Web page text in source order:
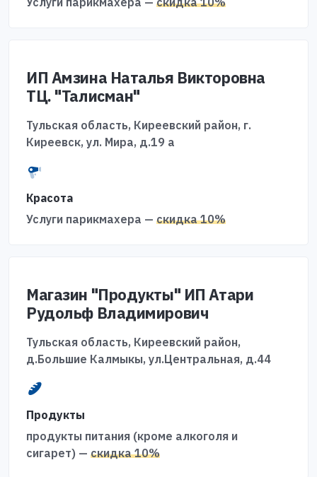
ИП Амзина Наталья Викторовна
ТЦ. "Талисман"
Тульская область, Киреевский район, г.
Киреевск, ул. Мира, д.19 а
Красота
Услуги парикмахера — скидка 10%
Магазин "Продукты" ИП Атари
Рудольф Владимирович
Тульская область, Киреевский район,
д.Большие Калмыкы, ул.Центральная, д.44
Продукты
продукты питания (кроме алкоголя и
сигарет) — скидка 10%